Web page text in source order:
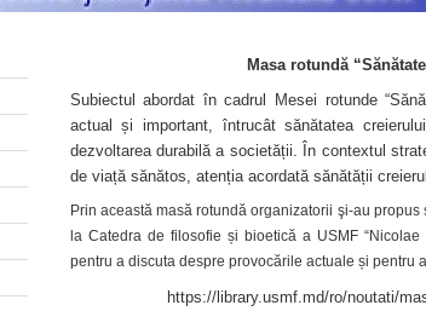
Masa rotundă
Subiectul abordat în cadrul Mesei rotunde
actual și important, întrucât sănătatea
dezvoltarea durabilă a societății. În contextul
de viață sănătos, atenția acordată sănătății
Prin această masă rotundă organizatorii şi-au
la Catedra de filosofie și bioetică a USMF
pentru a discuta despre provocările actuale și
https://library.usmf.md/ro/noutati/